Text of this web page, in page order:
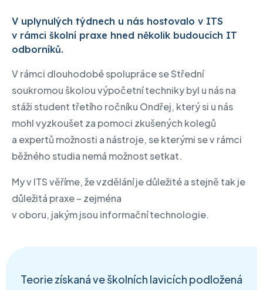
V uplynulých týdnech u nás hostovalo v ITS
v rámci školní praxe hned několik budoucích IT
odborníků.
V rámci dlouhodobé spolupráce se Střední
soukromou školou výpočetní techniky byl u nás na
stáži student třetího ročníku Ondřej, který si u nás
mohl vyzkoušet za pomoci zkušených kolegů
a expertů možnosti a nástroje, se kterými se v rámci
běžného studia nemá možnost setkat.
My v ITS věříme, že vzdělání je důležité a stejně tak je
důležitá praxe – zejména
v oboru, jakým jsou informační technologie.
Teorie získaná ve školních lavicích podložená